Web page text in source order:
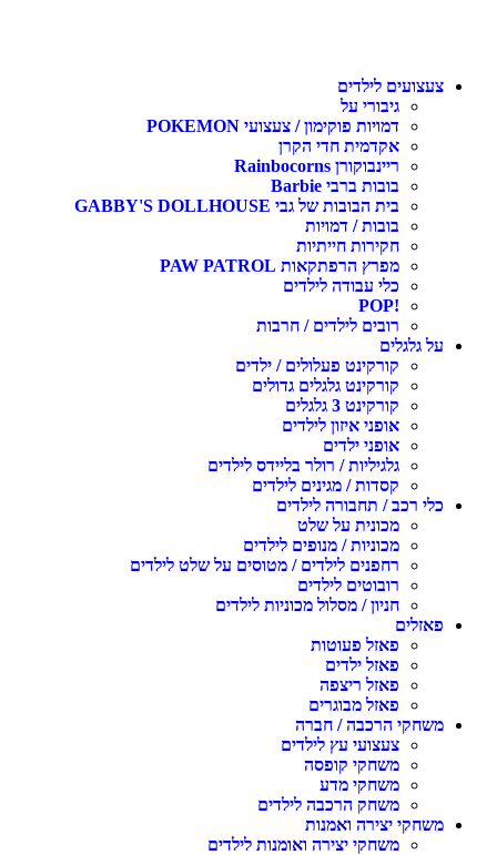
לילדים
גיבורי על
דמויות פוקימון / צעצועי POKEMON
אקדמית חדי הקרן
ריינבוקורן Rainbocorns
בובות ברבי Barbie
בית הבובות של גבי GABBY'S DOLLHOUSE
בובות / דמויות
חקירות חייתיות
מפרץ הרפתקאות PAW PATROL
כלי עבודה לילדים
רובים לילדים / חרבות
גלגלים
קורקינט פעלולים / ילדים
קורקינט גלגלים גדולים
קורקינט 3 גלגלים
אופני איזון לילדים
אופני ילדים
גלגיליות / רולר בליידס לילדים
קסדות / מגינים לילדים
רכב / תחבורה לילדים
מכונית על שלט
מכוניות / מנופים לילדים
רחפנים לילדים / מטוסים על שלט לילדים
רובוטים לילדים
חניון / מסלול מכוניות לילדים
פאזל פעוטות
פאזל ילדים
פאזל ריצפה
פאזל מבוגרים
הרכבה / חברה
צעצועי עץ לילדים
משחקי קופסה
משחקי מדע
משחק הרכבה לילדים
יצירה ואמנות
משחקי יצירה ואומנות לילדים